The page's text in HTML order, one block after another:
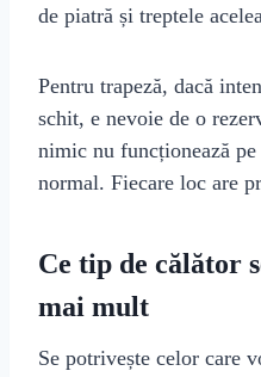
de piatră și treptele
Pentru trapeză, dacă
schit, e nevoie de o
nimic nu funcționează
normal. Fiecare loc are
Ce tip de călător
mai mult
Se potrivește celor care